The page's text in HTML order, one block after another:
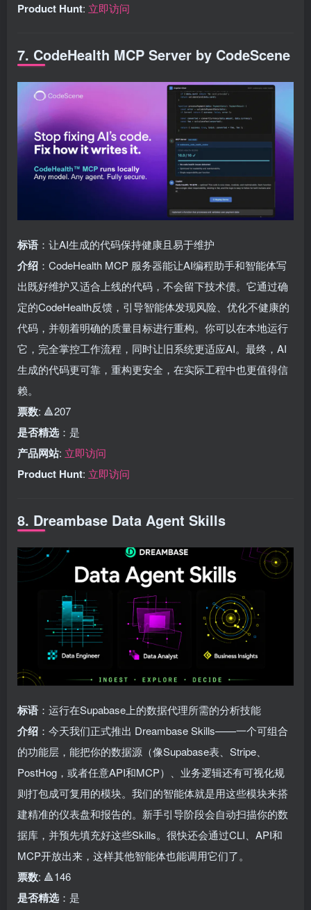
Product Hunt: 立即访问
7. CodeHealth MCP Server by CodeScene
标语 ：让AI生成的代码保持健康且易于维护
介绍 ：CodeHealth MCP 服务器能让AI编程助手和智能体写
出既好维护又适合上线的代码，不会留下技术债。它通过确
定的CodeHealth反馈，引导智能体发现风险、优化不健康的
代码，并朝着明确的质量目标进行重构。你可以在本地运行
它，完全掌控工作流程，同时让旧系统更适应AI。最终，AI
生成的代码更可靠，重构更安全，在实际工程中也更值得信
赖。
票数: 🔺207
是否精选 ：是
产品网站: 立即访问
Product Hunt: 立即访问
8. Dreambase Data Agent Skills
标语 ：运行在Supabase上的数据代理所需的分析技能
介绍 ：今天我们正式推出 Dreambase Skills——一个可组合
的功能层，能把你的数据源（像Supabase表、Stripe、
PostHog，或者任意API和MCP）、业务逻辑还有可视化规
则打包成可复用的模块。我们的智能体就是用这些模块来搭
建精准的仪表盘和报告的。新手引导阶段会自动扫描你的数
据库，并预先填充好这些Skills。很快还会通过CLI、API和
MCP开放出来，这样其他智能体也能调用它们了。
票数: 🔺146
是否精选 ：是